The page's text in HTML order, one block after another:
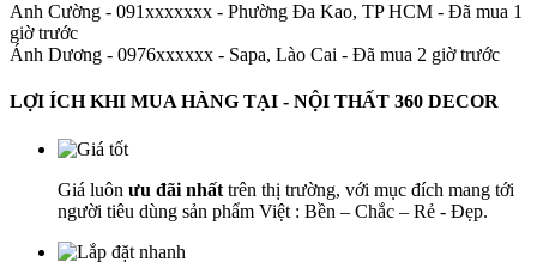
Anh Cường - 091xxxxxxx - Phường Đa Kao, TP HCM - Đã mua 1
giờ trước
Ánh Dương - 0976xxxxxx - Sapa, Lào Cai - Đã mua 2 giờ trước
LỢI ÍCH KHI MUA HÀNG TẠI - NỘI THẤT 360 DECOR
Giá luôn ưu đãi nhất trên thị trường, với mục đích mang tới
người tiêu dùng sản phẩm Việt : Bền – Chắc – Rẻ - Đẹp.